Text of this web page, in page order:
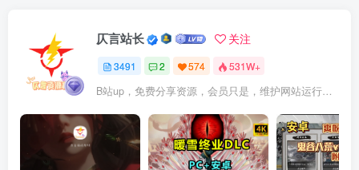
仄言站长 关注
3491 2 574 531W+
B站up，免费分享资源，会员只是，维护网站运行，会员权利为可以支持本地下载，更多内容，敬请期待！